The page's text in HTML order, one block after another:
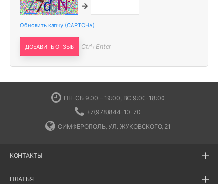
→
Обновить капчу (CAPTCHA)
Ctrl+Enter
ПН-СБ 9:00 – 19:00, ВС 9:00-18:00
+7(978)844-10-70
СИМФЕРОПОЛЬ, УЛ. ЖУКОВСКОГО, 21
КОНТАКТЫ
ПЛАТЬЯ